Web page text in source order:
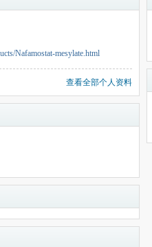
Nafamostat-mesylate.html
查看全部个人资料